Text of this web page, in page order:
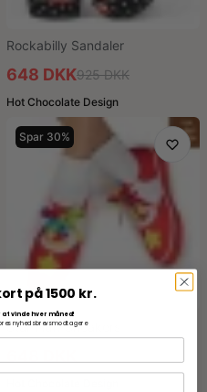
Rockabilly Sandaler
648 DKK925 DKK
Hot Chocolate Design
Spar 30%
Star Fluff Sneakers
på 1500 kr.
vinde hver måned!
nyhedsbrevsmodtagere